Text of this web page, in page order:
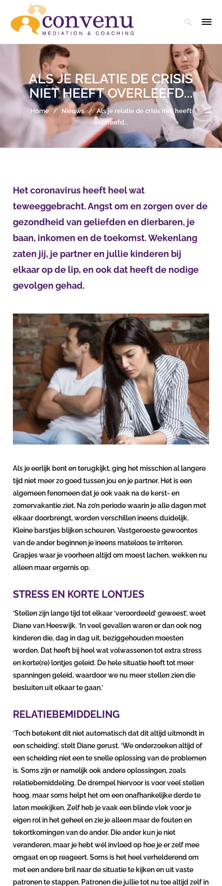
ALS JE RELATIE DE CRISIS
NIET HEEFT OVERLEEFD...
Home / Nieuws / Als je relatie de crisis niet heeft
overleefd...
Het coronavirus heeft heel wat
teweeggebracht. Angst om en zorgen over de
gezondheid van geliefden en dierbaren, je
baan, inkomen en de toekomst. Wekenlang
zaten jij, je partner en jullie kinderen bij
elkaar op de lip, en ook dat heeft de nodige
gevolgen gehad.
Als je eerlijk bent en terugkijkt, ging het misschien al langere
tijd niet meer zo goed tussen jou en je partner. Het is een
algemeen fenomeen dat je ook vaak na de kerst- en
zomervakantie ziet. Na zo’n periode waarin je alle dagen met
elkaar doorbrengt, worden verschillen ineens duidelijk.
Kleine barstjes blijken scheuren. Vastgeroeste gewoontes
van de ander beginnen je ineens mateloos te irriteren.
Grapjes waar je voorheen altijd om moest lachen, wekken nu
alleen maar ergernis op.
STRESS EN KORTE LONTJES
‘Stellen zijn lange tijd tot elkaar ‘veroordeeld’ geweest’, weet
Diane van Heeswijk. ‘In veel gevallen waren er dan ook nog
kinderen die, dag in dag uit, beziggehouden moesten
worden. Dat heeft bij heel wat volwassenen tot extra stress
en korte(re) lontjes geleid. De hele situatie heeft tot meer
spanningen geleid, waardoor we nu meer stellen zien die
besluiten uit elkaar te gaan.’
RELATIEBEMIDDELING
‘Toch betekent dit niet automatisch dat dit altijd uitmondt in
een scheiding’, stelt Diane gerust. ‘We onderzoeken altijd of
een scheiding niet een te snelle oplossing van de problemen
is. Soms zijn er namelijk ook andere oplossingen, zoals
relatiebemiddeling. De drempel hiervoor is voor veel stellen
hoog, maar soms helpt het om een onafhankelijke derde te
laten meekijken. Zelf heb je vaak een blinde vlek voor je
eigen rol in het geheel en zie je alleen maar de fouten en
tekortkomingen van de ander. Die ander kun je niet
veranderen, maar je hebt wél invloed op hoe je er zelf mee
omgaat en op reageert. Soms is het heel verhelderend om
met een andere bril naar de situatie te kijken en uit vaste
patronen te stappen. Patronen die jullie tot nu toe altijd zelf in